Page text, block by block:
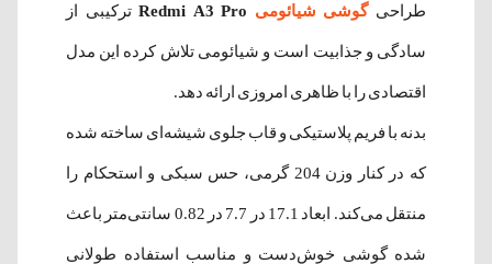
طراحیگوشی شیائومی ترکیبی از
سادگی و جذابیت است و شیائومی تلاش کرده این مدل
اقتصادی را با ظاهری امروزی ارائه دهد.
بدنه با فریم پلاستیکی و قاب جلوی شیشه‌ای ساخته شده
که در کنار وزن 204 گرمی، حس سبکی و استحکام را
منتقل می‌کند. ابعاد 17.1 در 7.7 در 0.82 سانتی‌متر باعث
شده گوشی خوش‌دست و مناسب استفاده طولانی